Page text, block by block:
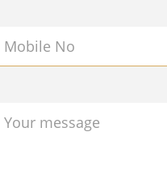
Mobile No
Your message